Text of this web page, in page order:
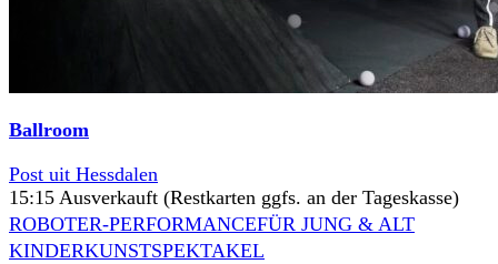
Ballroom
Post uit Hessdalen
15:15 Ausverkauft (Restkarten ggfs. an der Tageskasse)
ROBOTER-PERFORMANCEFÜR JUNG & ALT
KINDERKUNSTSPEKTAKEL